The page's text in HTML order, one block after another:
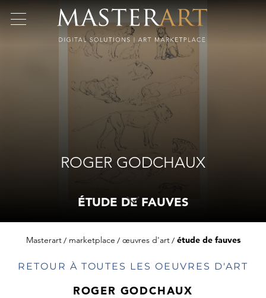
ROGER GODCHAUX
ÉTUDE DE FAUVES
Masterart marketplace œuvres d'art étude de fauves
RETOUR À TOUTES LES OEUVRES D'ART
ROGER GODCHAUX